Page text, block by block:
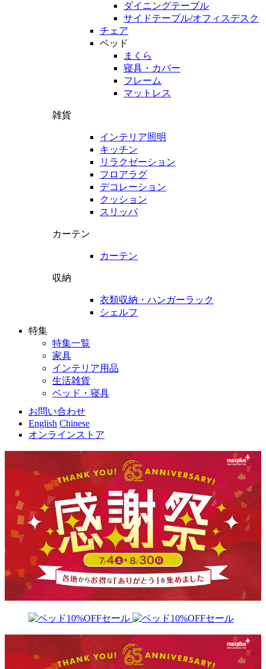
ダイニングテーブル
サイドテーブル/オフィスデスク
チェア
ベッド
まくら
寝具・カバー
フレーム
マットレス
雑貨
インテリア照明
キッチン
リラクゼーション
フロアラグ
デコレーション
クッション
スリッパ
カーテン
カーテン
収納
衣類収納・ハンガーラック
シェルフ
特集
特集一覧
家具
インテリア用品
生活雑貨
ベッド・寝具
お問い合わせ
English Chinese
オンラインストア